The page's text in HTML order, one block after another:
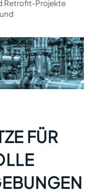
Retrofit-Projekte
FÜR